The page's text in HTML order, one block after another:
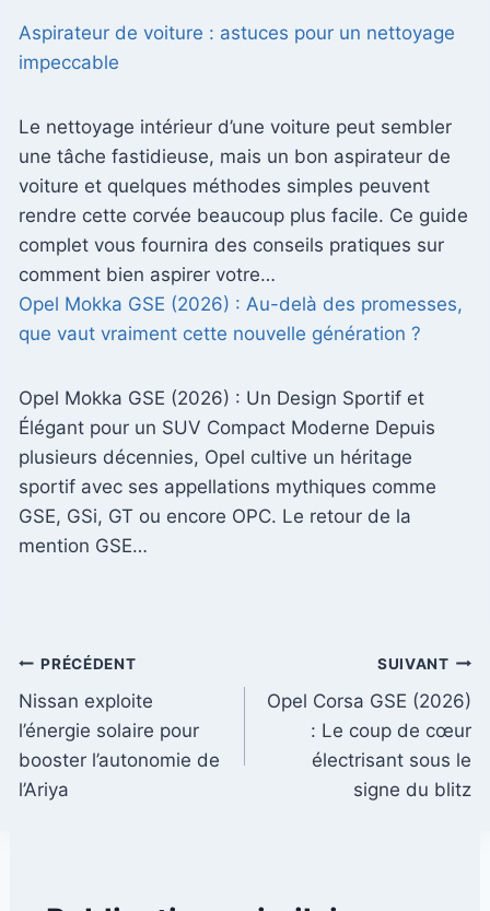
Aspirateur de voiture : astuces pour un nettoyage
impeccable
Le nettoyage intérieur d’une voiture peut sembler
une tâche fastidieuse, mais un bon aspirateur de
voiture et quelques méthodes simples peuvent
rendre cette corvée beaucoup plus facile. Ce guide
complet vous fournira des conseils pratiques sur
comment bien aspirer votre…
Opel Mokka GSE (2026) : Au-delà des promesses,
que vaut vraiment cette nouvelle génération ?
Opel Mokka GSE (2026) : Un Design Sportif et
Élégant pour un SUV Compact Moderne Depuis
plusieurs décennies, Opel cultive un héritage
sportif avec ses appellations mythiques comme
GSE, GSi, GT ou encore OPC. Le retour de la
mention GSE…
Navigation
de
l’article
PRÉCÉDENT
Nissan exploite
l’énergie solaire pour
booster l’autonomie de
l’Ariya
SUIVANT
Opel Corsa GSE (2026)
: Le coup de cœur
électrisant sous le
signe du blitz